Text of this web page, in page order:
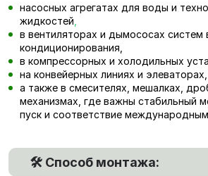
насосных агрегатах для воды и
жидкостей
в вентиляторах и дымососах систем
кондиционирования,
в компрессорных и холодильных
на конвейерных линиях и элеваторах,
а также в смесителях, мешалках,
механизмах, где важны стабильный
пуск и соответствие
🛠️ Способ монтажа: